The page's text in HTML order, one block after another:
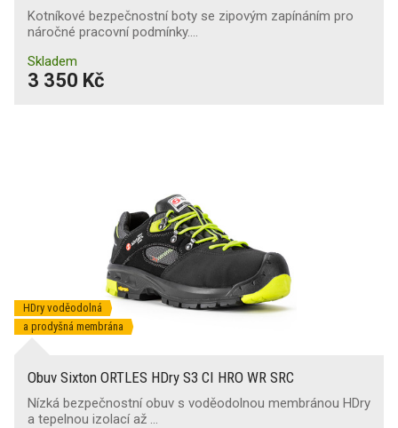
Kotníkové bezpečnostní boty se zipovým zapínáním pro
náročné pracovní podmínky.…
Skladem
3 350 Kč
HDry voděodolná
a prodyšná membrána
Obuv Sixton ORTLES HDry S3 CI HRO WR SRC
Nízká bezpečnostní obuv s voděodolnou membránou HDry
a tepelnou izolací až …